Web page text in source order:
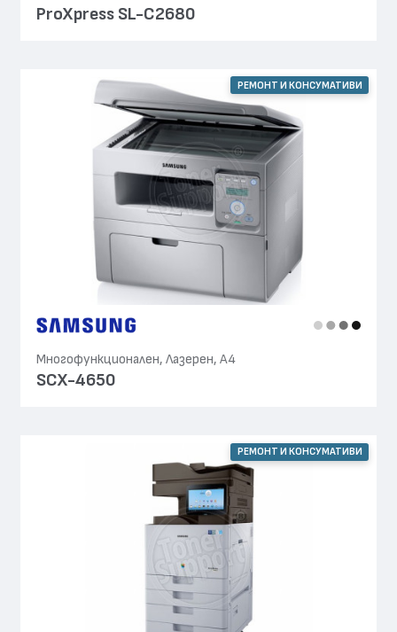
ProXpress SL-C2680
РЕМОНТ И КОНСУМАТИВИ
Многофункционален, Лазерен, А4
SCX-4650
РЕМОНТ И КОНСУМАТИВИ